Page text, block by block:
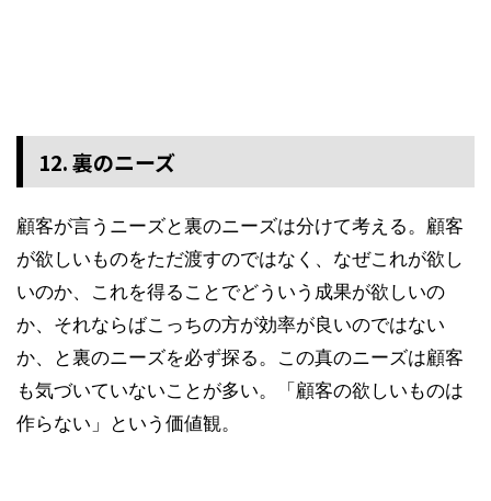
12. 裏のニーズ
顧客が言うニーズと裏のニーズは分けて考える。顧客
が欲しいものをただ渡すのではなく、なぜこれが欲し
いのか、これを得ることでどういう成果が欲しいの
か、それならばこっちの方が効率が良いのではない
か、と裏のニーズを必ず探る。この真のニーズは顧客
も気づいていないことが多い。「顧客の欲しいものは
作らない」という価値観。